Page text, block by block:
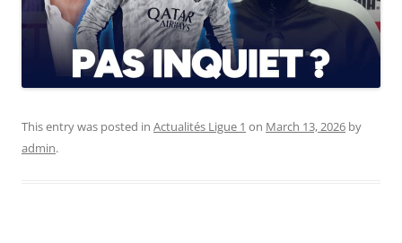
This entry was posted in Actualités Ligue 1 on March 13, 2026 by
admin.